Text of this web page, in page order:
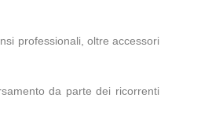
professionali, oltre accessori
da parte dei ricorrenti